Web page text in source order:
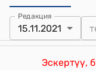
Редакция
15.11.2021
Эскертүү,